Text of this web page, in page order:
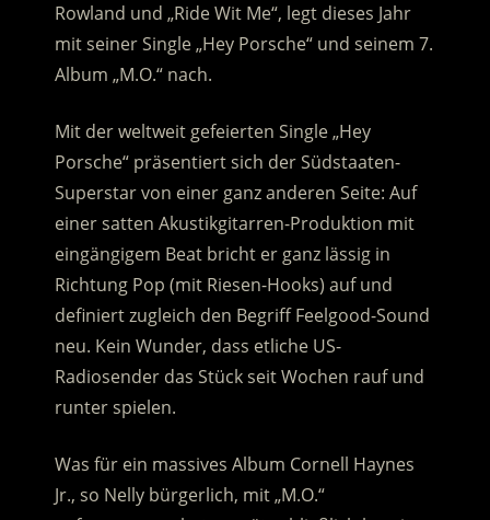
Rowland und „Ride Wit Me“, legt dieses Jahr
mit seiner Single „Hey Porsche“ und seinem 7.
Album „M.O.“ nach.
Mit der weltweit gefeierten Single „Hey
Porsche“ präsentiert sich der Südstaaten-
Superstar von einer ganz anderen Seite: Auf
einer satten Akustikgitarren-Produktion mit
eingängigem Beat bricht er ganz lässig in
Richtung Pop (mit Riesen-Hooks) auf und
definiert zugleich den Begriff Feelgood-Sound
neu. Kein Wunder, dass etliche US-
Radiosender das Stück seit Wochen rauf und
runter spielen.
Was für ein massives Album Cornell Haynes
Jr., so Nelly bürgerlich, mit „M.O.“